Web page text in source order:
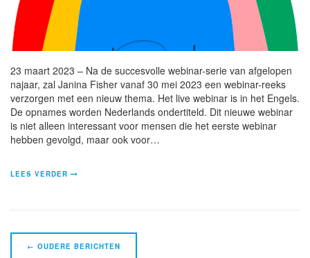
23 maart 2023 – Na de succesvolle webinar-serie van afgelopen
najaar, zal Janina Fisher vanaf 30 mei 2023 een webinar-reeks
verzorgen met een nieuw thema. Het live webinar is in het Engels.
De opnames worden Nederlands ondertiteld. Dit nieuwe webinar
is niet alleen interessant voor mensen die het eerste webinar
hebben gevolgd, maar ook voor…
LEES VERDER
Navigatie
← OUDERE BERICHTEN